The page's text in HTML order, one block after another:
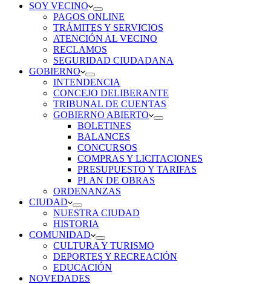
SOY VECINO
PAGOS ONLINE
TRÁMITES Y SERVICIOS
ATENCIÓN AL VECINO
RECLAMOS
SEGURIDAD CIUDADANA
GOBIERNO
INTENDENCIA
CONCEJO DELIBERANTE
TRIBUNAL DE CUENTAS
GOBIERNO ABIERTO
BOLETINES
BALANCES
CONCURSOS
COMPRAS Y LICITACIONES
PRESUPUESTO Y TARIFAS
PLAN DE OBRAS
ORDENANZAS
CIUDAD
NUESTRA CIUDAD
HISTORIA
COMUNIDAD
CULTURA Y TURISMO
DEPORTES Y RECREACIÓN
EDUCACIÓN
NOVEDADES